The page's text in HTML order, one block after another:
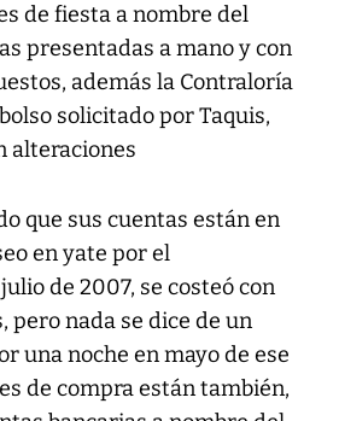
de fiesta a nombre del
presentadas a mano y con
además la Contraloría
solicitado por Taquis,
alteraciones
que sus cuentas están en
en yate por el
de 2007, se costeó con
pero nada se dice de un
una noche en mayo de ese
de compra están también,